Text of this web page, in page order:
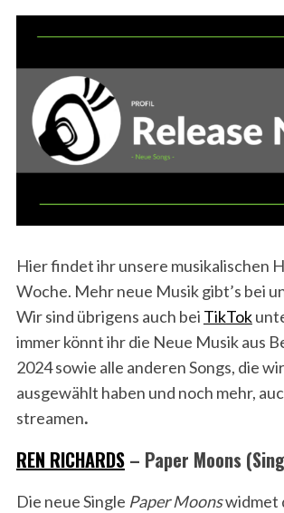
Hier findet ihr unsere musikalischen
Woche. Mehr neue Musik gibt’s bei
Wir sind übrigens auch bei TikTok
immer könnt ihr die Neue Musik aus
2024 sowie alle anderen Songs, die
ausgewählt haben und noch mehr,
streamen.
REN RICHARDS– Paper Moons
Die neue Single Paper Moonswidmet